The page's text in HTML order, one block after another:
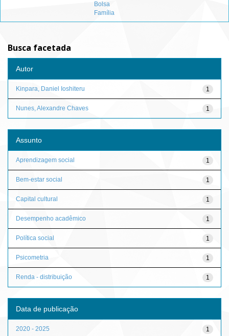
Bolsa
Família
Busca facetada
Autor
1
Kinpara, Daniel Ioshiteru
1
Nunes, Alexandre Chaves
Assunto
1
Aprendizagem social
1
Bem-estar social
1
Capital cultural
1
Desempenho acadêmico
1
Política social
1
Psicometria
1
Renda - distribuição
Data de publicação
1
2020 - 2025